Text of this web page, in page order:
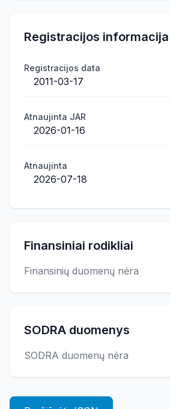
Registracijos informacija
Registracijos data
2011-03-17
Atnaujinta JAR
2026-01-16
Atnaujinta
2026-07-18
Finansiniai rodikliai
Finansinių duomenų nėra
SODRA duomenys
SODRA duomenų nėra